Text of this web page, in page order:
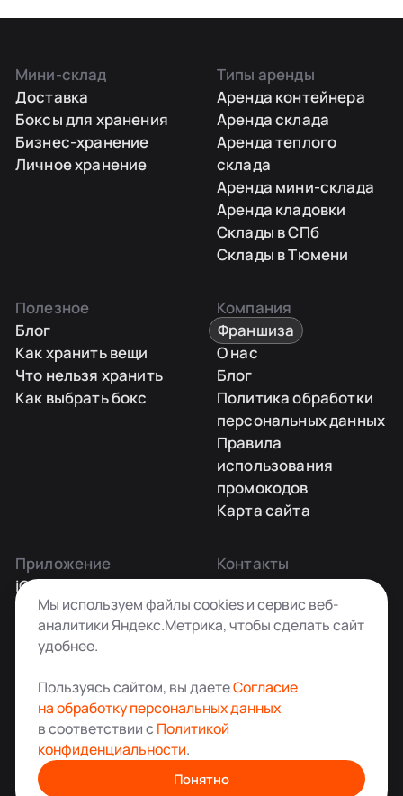
Мини-склад
Доставка
Боксы для хранения
Бизнес-хранение
Личное хранение
Типы аренды
Аренда контейнера
Аренда склада
Аренда теплого
склада
Аренда мини-склада
Аренда кладовки
Склады в СПб
Склады в Тюмени
Полезное
Блог
Как хранить вещи
Что нельзя хранить
Как выбрать бокс
Компания
Франшиза
О нас
Блог
Политика обработки
персональных данных
Правила
использования
промокодов
Карта сайта
Приложение
iOS
Android
Контакты
Заказать звонок
+7 495 181-55-45
info@kladovkin.ru
Аренда склада для хранения вещей в Москве
© ООО «Кладовкин» 2026. Все права защищены
Мы используем файлы cookies и сервис веб-
аналитики Яндекс.Метрика, чтобы сделать сайт
удобнее.
Пользуясь сайтом, вы даетеСогласие
на обработку персональных данных
в соответствии с Политикой
конфиденциальности.
Понятно